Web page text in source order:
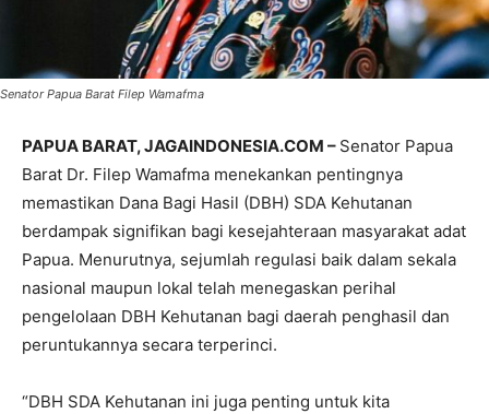
Senator Papua Barat Filep Wamafma
PAPUA BARAT, JAGAINDONESIA.COM – Senator Papua
Barat Dr. Filep Wamafma menekankan pentingnya
memastikan Dana Bagi Hasil (DBH) SDA Kehutanan
berdampak signifikan bagi kesejahteraan masyarakat adat
Papua. Menurutnya, sejumlah regulasi baik dalam sekala
nasional maupun lokal telah menegaskan perihal
pengelolaan DBH Kehutanan bagi daerah penghasil dan
peruntukannya secara terperinci.
“DBH SDA Kehutanan ini juga penting untuk kita